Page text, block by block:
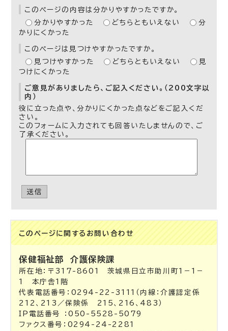
このページの内容は分かりやすかったですか。
分かりやすかった
どちらともいえない
分
かりにくかった
このページは見つけやすかったですか。
見つけやすかった
どちらともいえない
見
つけにくかった
ご意見がありましたら、ご記入ください。（200文字以
内）
役に立った点や、分かりにくかった点などをご記入くだ
さい。
このフォームに入力されても回答いたしませんので、ご
了承ください。
送信
このページに関する お問い合わせ
保健福祉部介護保険課
所在地：〒317-8601 茨城県日立市助川町1－1－
1 本庁舎1階
代表電話番号：0294-22-3111（内線：介護認定係
212、213／保険係 215、216、483）
IP電話番号 ：050-5528-5079
ファクス番号：0294-24-2281